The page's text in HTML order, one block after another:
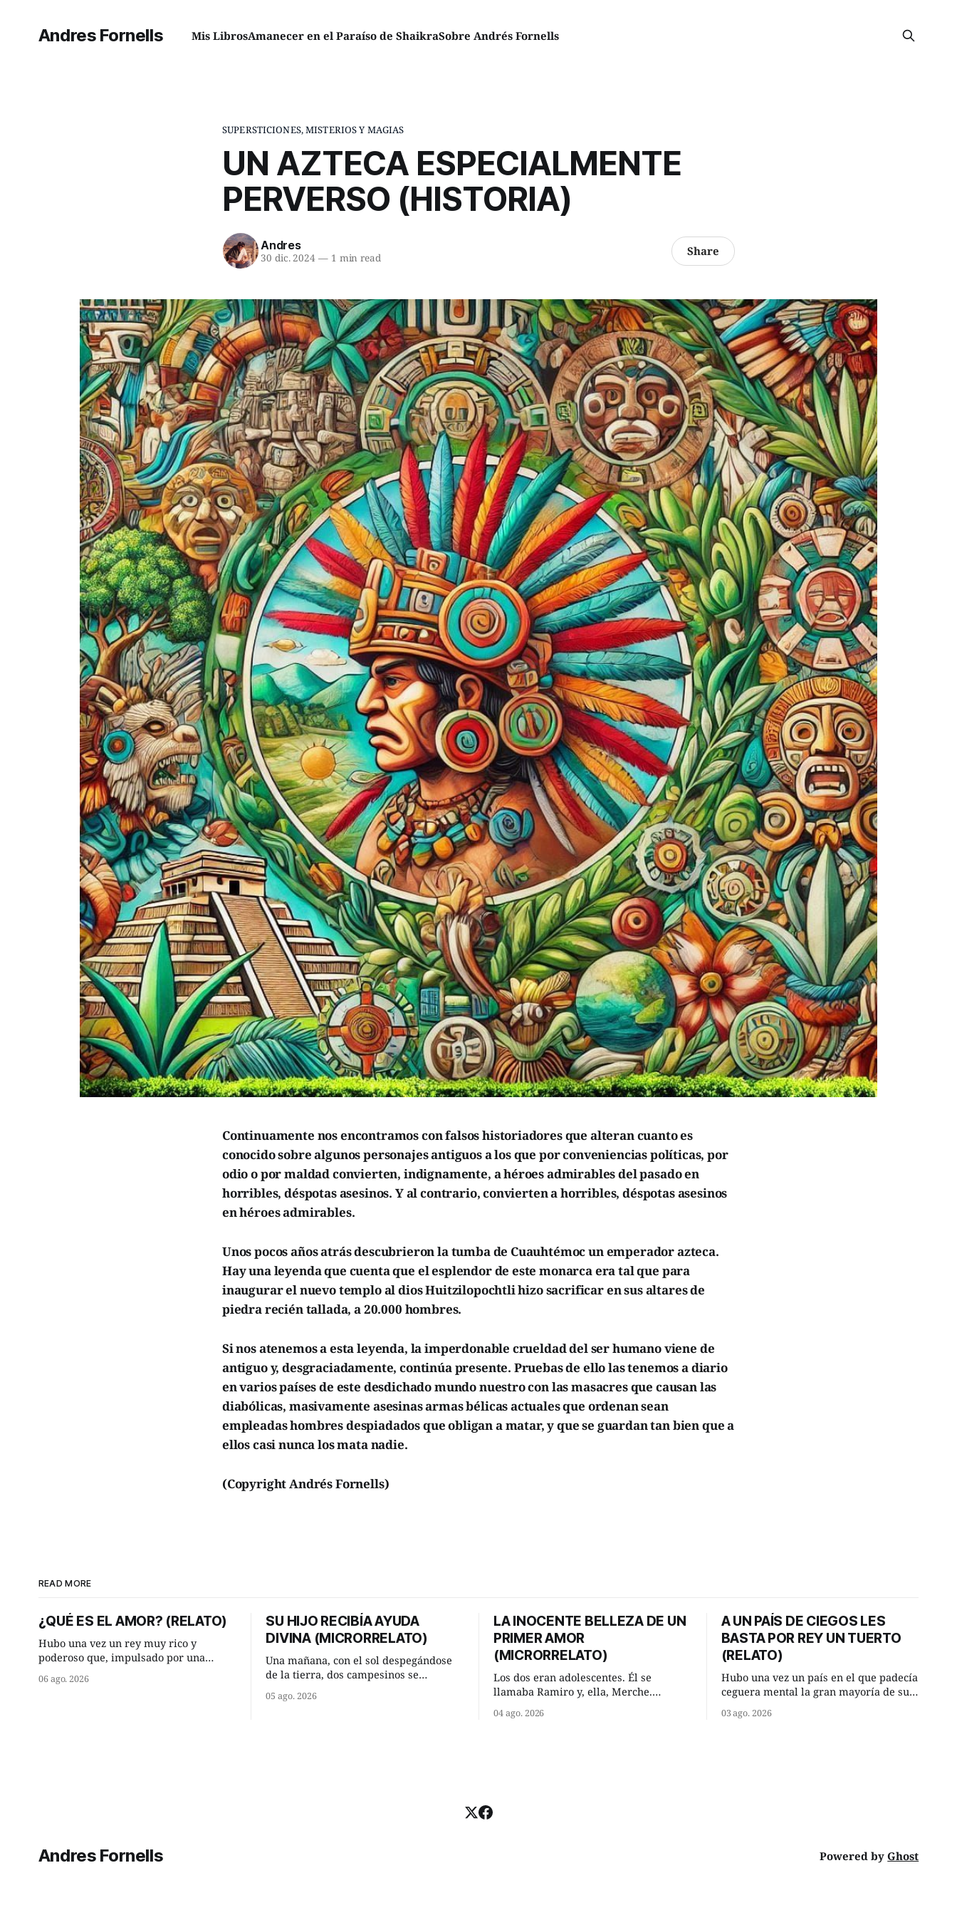
Andres Fornells Mis LibrosAmanecer en el Paraíso de ShaikraSobre Andrés Fornells
SUPERSTICIONES, MISTERIOS Y MAGIAS
UN AZTECA ESPECIALMENTE
PERVERSO (HISTORIA)
Andres
30 dic. 2024 —1 min read Share
Continuamente nos encontramos con falsos historiadores que alteran cuanto es
conocido sobre algunos personajes antiguos a los que por conveniencias políticas, por
odio o por maldad convierten, indignamente, a héroes admirables del pasado en
horribles, déspotas asesinos. Y al contrario, convierten a horribles, déspotas asesinos
en héroes admirables.
Unos pocos años atrás descubrieron la tumba de Cuauhtémoc un emperador azteca.
Hay una leyenda que cuenta que el esplendor de este monarca era tal que para
inaugurar el nuevo templo al dios Huitzilopochtli hizo sacrificar en sus altares de
piedra recién tallada, a 20.000 hombres.
Si nos atenemos a esta leyenda, la imperdonable crueldad del ser humano viene de
antiguo y, desgraciadamente, continúa presente. Pruebas de ello las tenemos a diario
en varios países de este desdichado mundo nuestro con las masacres que causan las
diabólicas, masivamente asesinas armas bélicas actuales que ordenan sean
empleadas hombres despiadados que obligan a matar, y que se guardan tan bien que a
ellos casi nunca los mata nadie.
(Copyright Andrés Fornells)
READ MORE
¿QUÉ ES EL AMOR? (RELATO)
Hubo una vez un rey muy rico y
poderoso que, impulsado por una
hizo una inesperada pregunta al más
06 ago. 2026
SU HIJO RECIBÍA AYUDA
DIVINA (MICRORRELATO)
Una mañana, con el sol despegándose
de la tierra, dos campesinos se
detuvieron un momento a hablar. —
05 ago. 2026
LA INOCENTE BELLEZA DE UN
PRIMER AMOR
(MICRORRELATO)
Los dos eran adolescentes. Él se
llamaba Ramiro y, ella, Merche.
domingo de verano, a las ocho de la
04 ago. 2026
A UN PAÍS DE CIEGOS LES
BASTA POR REY UN TUERTO
(RELATO)
Hubo una vez un país en el que padecía
ceguera mental la gran mayoría de sus
multitud de ciegos mentales valiéndose
03 ago. 2026
Andres Fornells Powered byGhost